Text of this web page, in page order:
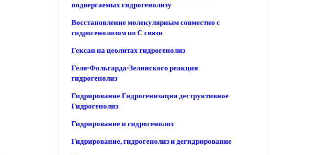
подвергаемых гидрогенолизу
Восстановление молекулярным совместно с
гидрогенолизом по С связи
Гексан на цеолитах гидрогенолиз
Геля-Фольгарда-Зелинского реакция
гидрогенолиз
Гидрирование Гидрогенизация деструктивное
Гидрогенолиз
Гидрирование и гидрогенолиз
Гидрирование, гидрогенолиз и дегидрирование